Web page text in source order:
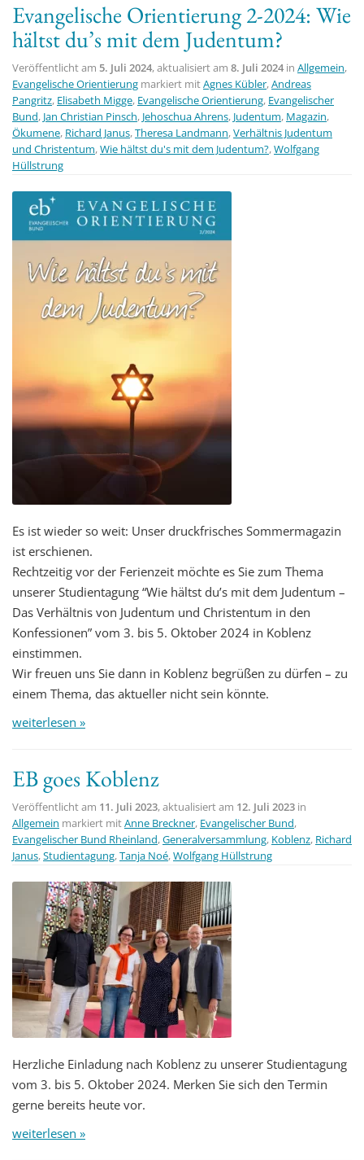
t
o
Evangelische Orientierung 2-2024: Wie
hältst du’s mit dem Judentum?
Veröffentlicht am 5. Juli 2024, aktualisiert am 8. Juli 2024 in Allgemein,
Evangelische Orientierung markiert mitAgnes Kübler,Andreas
Pangritz, Elisabeth Migge, Evangelische Orientierung, Evangelischer
Bund, Jan Christian Pinsch, Jehoschua Ahrens, Judentum, Magazin,
Ökumene, Richard Janus,Theresa Landmann,Verhältnis Judentum
und Christentum,Wie hältst du's mit dem Judentum?,Wolfgang
Hüllstrung
Es ist wieder so weit: Unser druckfrisches Sommermagazin
ist erschienen.
Rechtzeitig vor der Ferienzeit möchte es Sie zum Thema
unserer Studientagung “Wie hältst du’s mit dem Judentum –
Das Verhältnis von Judentum und Christentum in den
Konfessionen” vom 3. bis 5. Oktober 2024 in Koblenz
einstimmen.
Wir freuen uns Sie dann in Koblenz begrüßen zu dürfen – zu
einem Thema, das aktueller nicht sein könnte.
weiterlesen »
EB goes Koblenz
Veröffentlicht am 11. Juli 2023, aktualisiert am 12. Juli 2023 in
Allgemein markiert mitAnne Breckner, Evangelischer Bund,
Evangelischer Bund Rheinland,Generalversammlung, Koblenz, Richard
Janus,Studientagung,Tanja Noé,Wolfgang Hüllstrung
Herzliche Einladung nach Koblenz zu unserer Studientagung
vom 3. bis 5. Oktober 2024. Merken Sie sich den Termin
gerne bereits heute vor.
weiterlesen »